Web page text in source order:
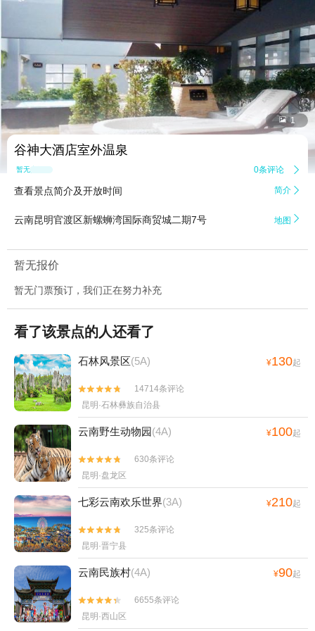
 1
谷神大酒店室外温泉
暂无点评 0条评论 
查看景点简介及开放时间 简介 
云南昆明官渡区新螺蛳湾国际商贸城二期7号 地图 
暂无报价
暂无门票预订，我们正在努力补充
看了该景点的人还看了
石林风景区(5A) ¥130起


14714条评论
昆明·石林彝族自治县
云南野生动物园(4A) ¥100起


630条评论
昆明·盘龙区
七彩云南欢乐世界(3A) ¥210起


325条评论
昆明·晋宁县
云南民族村(4A) ¥90起


6655条评论
昆明·西山区